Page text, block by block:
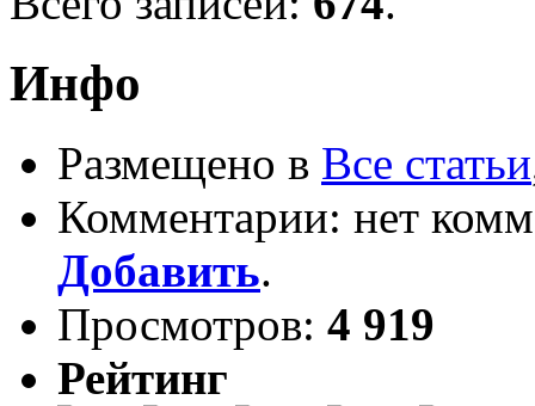
Инфо
Размещено в Все статьи
Комментарии: нет
Добавить.
Просмотров: 4 919
Рейтинг